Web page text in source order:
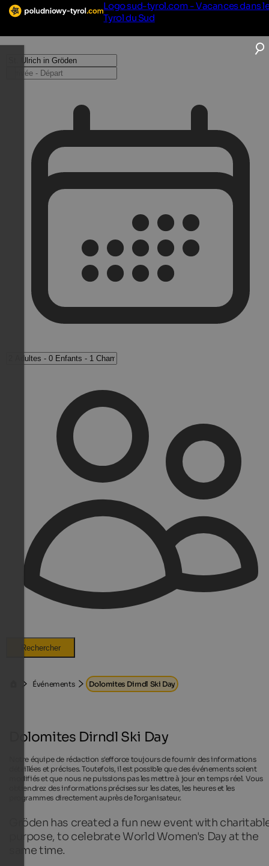
Logo sud-tyrol.com - Vacances dans
Tyrol du Sud
Rechercher
Événements Dolomites Dirndl Ski Day
Dolomites Dirndl Ski Day
Notre équipe de rédaction s'efforce toujours de fournir des informations
détaillées et précises. Toutefois, il est possible que des événements soient
modifiés et que nous ne puissions pas les mettre à jour en temps réel. Vous
obtiendrez des informations précises sur les dates, les heures et les
programmes directement auprès de l'organisateur.
Gröden has created a fun new event with
purpose, to celebrate World Women's Day at the
same time.